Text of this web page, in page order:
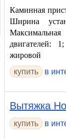
Каминная
Ширина
двигателей:
жировой
в
Вытяжка
в